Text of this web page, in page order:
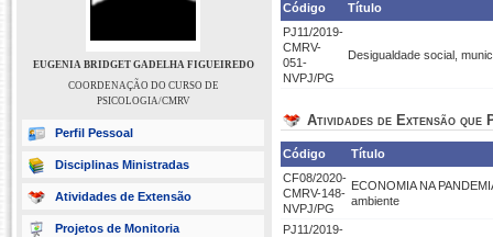
EUGENIA BRIDGET GADELHA FIGUEIREDO
COORDENAÇÃO DO CURSO DE
PSICOLOGIA/CMRV
Perfil Pessoal
Disciplinas Ministradas
Atividades de Extensão
Projetos de Monitoria
Código
Título
PJ11/2019-
CMRV-
051-
NVPJ/PG
Desigualdade social,
Atividades de Extensão que
Código
Título
CF08/2020-
CMRV-148-
NVPJ/PG
ECONOMIA NA
ambiente
PJ11/2019-